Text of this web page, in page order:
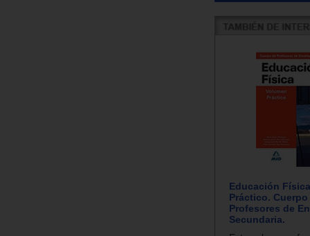
Educación
Práctico. Cuerpo
Profesores de
Secundaria.